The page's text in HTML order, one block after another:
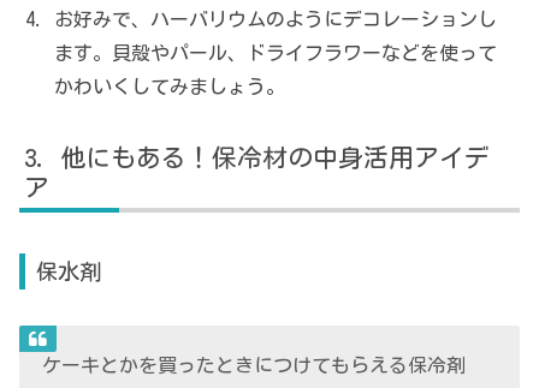
お好みで、ハーバリウムのようにデコレーションし
ます。貝殻やパール、ドライフラワーなどを使って
かわいくしてみましょう。
他にもある！保冷材の中身活用アイデ
ア
保水剤
ケーキとかを買ったときにつけてもらえる保冷剤